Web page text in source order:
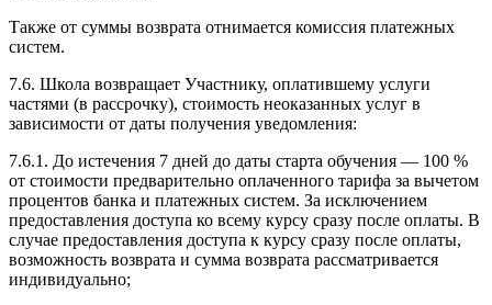
Также от суммы возврата отнимается комиссия платежных
систем.
7.6. Школа возвращает Участнику, оплатившему услуги
частями (в рассрочку), стоимость неоказанных услуг в
зависимости от даты получения уведомления:
7.6.1. До истечения 7 дней до даты старта обучения — 100 %
от стоимости предварительно оплаченного тарифа за вычетом
процентов банка и платежных систем. За исключением
предоставления доступа ко всему курсу сразу после оплаты. В
случае предоставления доступа к курсу сразу после оплаты,
возможность возврата и сумма возврата рассматривается
индивидуально;